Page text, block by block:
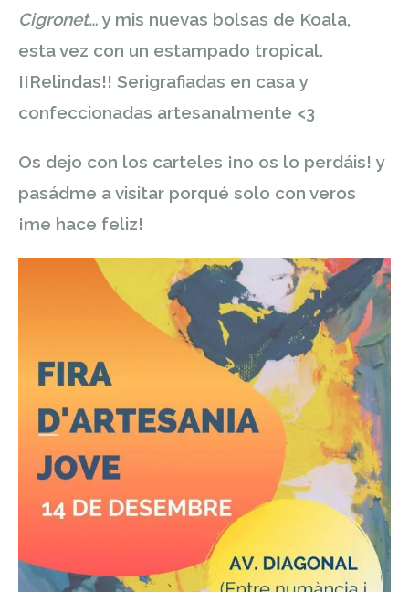
Cigronet…y mis nuevas bolsas de Koala,
esta vez con un estampado tropical.
¡¡Relindas!! Serigrafiadas en casa y
confeccionadas artesanalmente <3
Os dejo con los carteles ¡no os lo perdáis! y
pasádme a visitar porqué solo con veros
¡me hace feliz!